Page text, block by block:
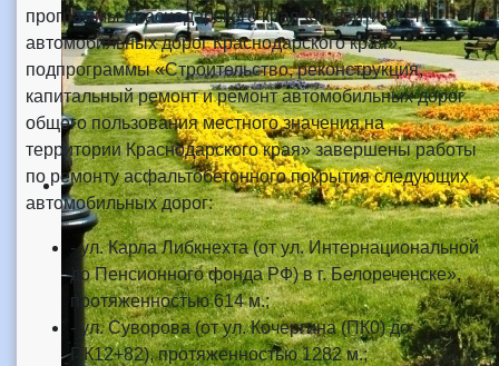
программы Краснодарского края «Развития сети
автомобильных дорог Краснодарского края»,
подпрограммы «Строительство, реконструкция,
капитальный ремонт и ремонт автомобильных дорог
общего пользования местного значения на
территории Краснодарского края» завершены работы
по ремонту асфальтобетонного покрытия следующих
автомобильных дорог:
- ул. Карла Либкнехта (от ул. Интернациональной
до Пенсионного фонда РФ) в г. Белореченске»,
протяженностью 614 м.;
- ул. Суворова (от ул. Кочергина (ПК0) до
ПК12+82), протяженностью 1282 м.;